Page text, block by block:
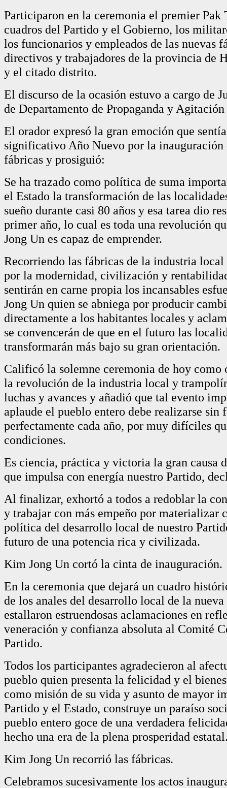
Participaron en la ceremonia el premier Pak
cuadros del Partido y el Gobierno, los
los funcionarios y empleados de las nuevas
directivos y trabajadores de la provincia de
y el citado distrito.
El discurso de la ocasión estuvo a cargo de
de Departamento de Propaganda y
El orador expresó la gran emoción que
significativo Año Nuevo por la inauguración
fábricas y prosiguió:
Se ha trazado como política de suma
el Estado la transformación de las
sueño durante casi 80 años y esa tarea dio
primer año, lo cual es toda una revolución
Jong Un es capaz de emprender.
Recorriendo las fábricas de la industria local
por la modernidad, civilización y
sentirán en carne propia los incansables
Jong Un quien se abniega por producir
directamente a los habitantes locales y
se convencerán de que en el futuro las
transformarán más bajo su gran orientación.
Calificó la solemne ceremonia de hoy como
la revolución de la industria local y
luchas y avances y añadió que tal evento
aplaude el pueblo entero debe realizarse sin
perfectamente cada año, por muy difíciles
condiciones.
Es ciencia, práctica y victoria la gran causa
que impulsa con energía nuestro Partido,
Al finalizar, exhortó a todos a redoblar la
y trabajar con más empeño por materializar
política del desarrollo local de nuestro
futuro de una potencia rica y civilizada.
Kim Jong Un cortó la cinta de inauguración.
En la ceremonia que dejará un cuadro
de los anales del desarrollo local de la nueva
estallaron estruendosas aclamaciones en
veneración y confianza absoluta al Comité
Partido.
Todos los participantes agradecieron al
pueblo quien presenta la felicidad y el
como misión de su vida y asunto de mayor
Partido y el Estado, construye un paraíso
pueblo entero goce de una verdadera
hecho una era de la plena prosperidad
Kim Jong Un recorrió las fábricas.
Celebramos sucesivamente los actos